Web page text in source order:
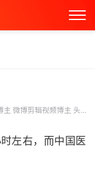
剪辑视频博主 头条文章作者
左右，而中国医